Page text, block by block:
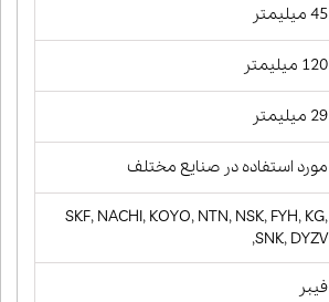
45 میلیمتر
120 میلیمتر
29 میلیمتر
مورد استفاده در صنایع مختلف
SKF, NACHI, KOYO, NTN, NSK, FYH, KG,
SNK, DYZV,
فیبر